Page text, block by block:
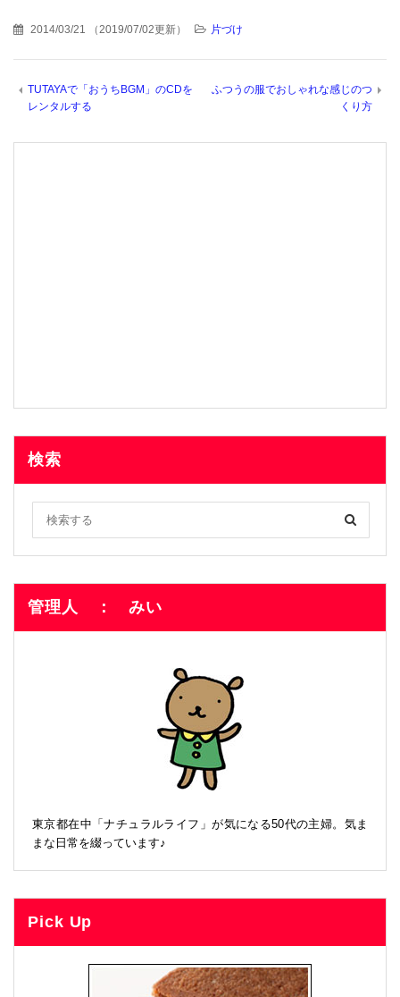
2014/03/21 （ 2019/07/02更新） 片づけ
TUTAYAで「おうちBGM」のCDを
レンタルする
ふつうの服でおしゃれな感じのつ
くり方
検索
管理人 ： みい
東京都在中「ナチュラルライフ」が気になる50代の主婦。気ま
まな日常を綴っています♪
Pick Up